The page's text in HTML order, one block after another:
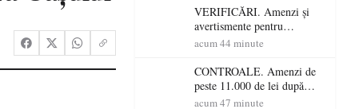
VERIFICĂRI. Amenzi și
avertismente pentru
crescătorii de animale din
controale în toate
gospodăriile și face apel la
respectarea legii
acum 44 minute
CONTROALE. Amenzi de
peste 11.000 de lei după
controalele DSVSA Satu
acum 47 minute